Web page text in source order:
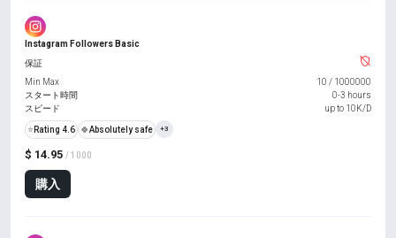
Instagram Followers Basic
$ 14.95 / 1000
購入
保証
Min Max
10 / 1000000
スタート時間
0-3 hours
スピード
up to 10K/D
⭐ Rating 4.6 🍀Absolutely safe +3